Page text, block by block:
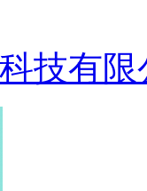
技有限